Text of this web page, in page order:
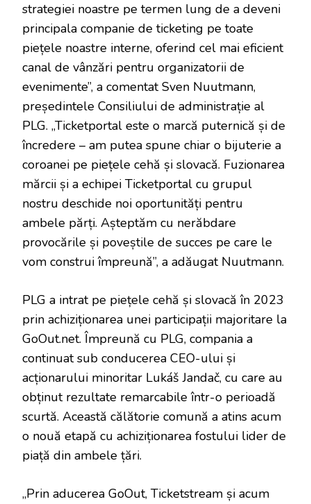
strategiei noastre pe termen lung de a deveni
principala companie de ticketing pe toate
piețele noastre interne, oferind cel mai eficient
canal de vânzări pentru organizatorii de
evenimente”, a comentat Sven Nuutmann,
președintele Consiliului de administrație al
PLG. „Ticketportal este o marcă puternică și de
încredere – am putea spune chiar o bijuterie a
coroanei pe piețele cehă și slovacă. Fuzionarea
mărcii și a echipei Ticketportal cu grupul
nostru deschide noi oportunități pentru
ambele părți. Așteptăm cu nerăbdare
provocările și poveștile de succes pe care le
vom construi împreună”, a adăugat Nuutmann.
PLG a intrat pe piețele cehă și slovacă în 2023
prin achiziționarea unei participații majoritare la
GoOut.net. Împreună cu PLG, compania a
continuat sub conducerea CEO-ului și
acționarului minoritar Lukáš Jandač, cu care au
obținut rezultate remarcabile într-o perioadă
scurtă. Această călătorie comună a atins acum
o nouă etapă cu achiziționarea fostului lider de
piață din ambele țări.
„Prin aducerea GoOut, Ticketstream și acum